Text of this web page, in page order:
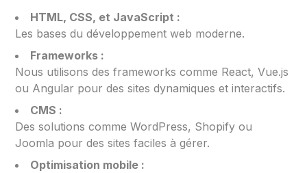
HTML, CSS, et JavaScript :
Les bases du développement web moderne.
Frameworks :
Nous utilisons des frameworks comme React, Vue.js
ou Angular pour des sites dynamiques et interactifs.
CMS :
Des solutions comme WordPress, Shopify ou
Joomla pour des sites faciles à gérer.
Optimisation mobile :